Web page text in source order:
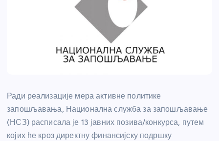
Ради реализације мера активне политике
запошљавања, Национална служба за запошљавање
(НСЗ) расписала је 13 јавних позива/конкурса, путем
којих ће кроз директну финансијску подршку